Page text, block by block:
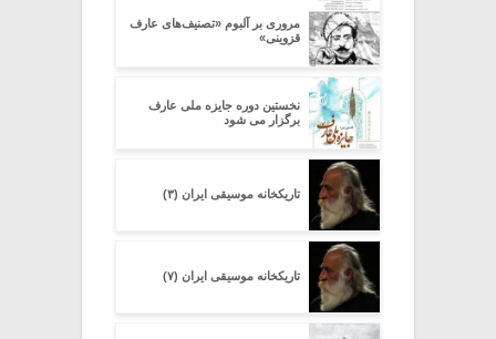
مروری بر آلبوم «تصنیف‌های عارف
قزوینی»
نخستین دوره جایزه ملی عارف
برگزار می شود
تاریکخانه موسیقی ایران (۳)
تاریکخانه موسیقی ایران (۷)